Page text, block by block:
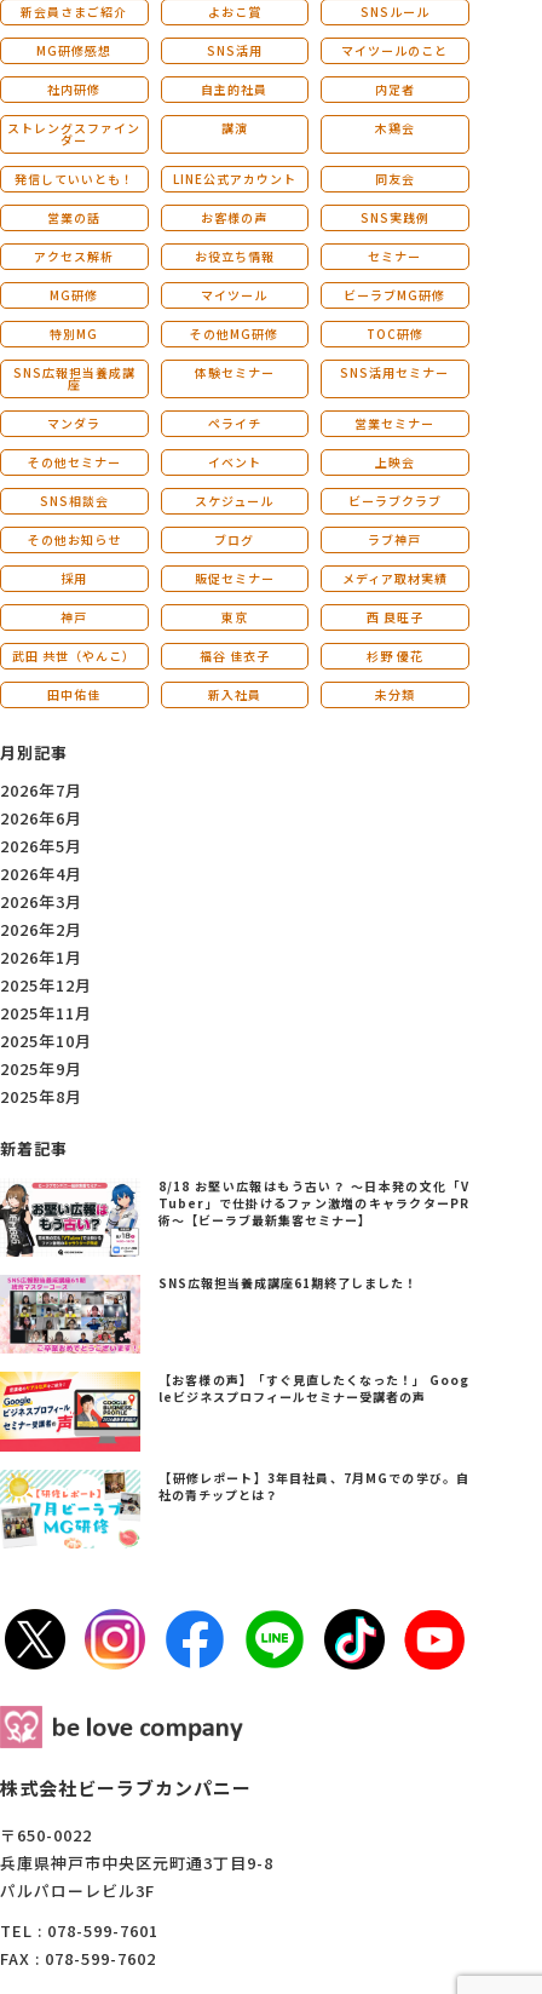
新会員さまご紹介 よおこ賞 SNSルール
MG研修感想 SNS活用 マイツールのこと
社内研修 自主的社員 内定者
ストレングスファイン
ダー
講演 木鶏会
発信していいとも！ LINE公式アカウント 同友会
営業の話 お客様の声 SNS実践例
アクセス解析 お役立ち情報 セミナー
MG研修 マイツール ビーラブMG研修
特別MG その他MG研修 TOC研修
SNS広報担当養成講
座
体験セミナー SNS活用セミナー
マンダラ ペライチ 営業セミナー
その他セミナー イベント 上映会
SNS相談会 スケジュール ビーラブクラブ
その他お知らせ ブログ ラブ神戸
採用 販促セミナー メディア取材実績
神戸 東京 西 良旺子
武田 共世（やんこ） 福谷 佳衣子 杉野 優花
田中佑佳 新入社員 未分類
月別記事
2026年7月
2026年6月
2026年5月
2026年4月
2026年3月
2026年2月
2026年1月
2025年12月
2025年11月
2025年10月
2025年9月
2025年8月
新着記事
8/18 お堅い広報はもう古い？ ～日本発の文化「V
Tuber」で仕掛けるファン激増のキャラクターPR
術～【ビーラブ最新集客セミナー】
SNS広報担当養成講座61期終了しました！
【お客様の声】「すぐ見直したくなった！」 Goog
leビジネスプロフィールセミナー受講者の声
【研修レポート】3年目社員、7月MGでの学び。自
社の青チップとは？
株式会社ビーラブカンパニー
〒650-0022
兵庫県神戸市中央区元町通3丁目9-8
パルパローレビル3F
TEL : 078-599-7601
FAX : 078-599-7602